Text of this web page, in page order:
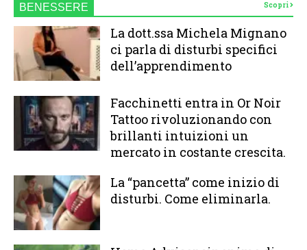
BENESSERE Scopri
La dott.ssa Michela Mignano
ci parla di disturbi specifici
dell’apprendimento
Facchinetti entra in Or Noir
Tattoo rivoluzionando con
brillanti intuizioni un
mercato in costante crescita.
La “pancetta” come inizio di
disturbi. Come eliminarla.